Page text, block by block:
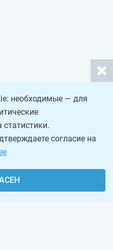
необходимые — для
согласие на